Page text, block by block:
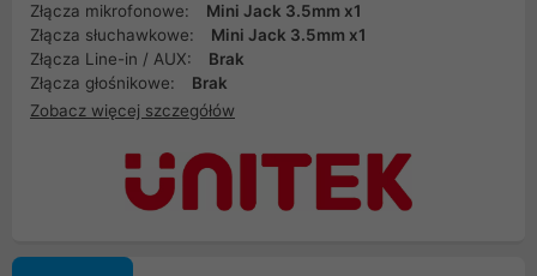
Złącza mikrofonowe:
Mini Jack 3.5mm x1
Złącza słuchawkowe:
Mini Jack 3.5mm x1
Złącza Line-in / AUX:
Brak
Złącza głośnikowe:
Brak
Zobacz więcej szczegółów